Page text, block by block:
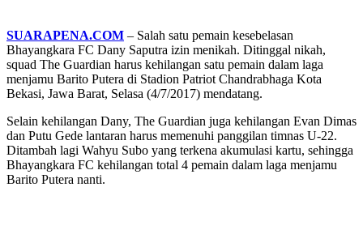
SUARAPENA.COM – Salah satu pemain kesebelasan
Bhayangkara FC Dany Saputra izin menikah. Ditinggal nikah,
squad The Guardian harus kehilangan satu pemain dalam laga
menjamu Barito Putera di Stadion Patriot Chandrabhaga Kota
Bekasi, Jawa Barat, Selasa (4/7/2017) mendatang.
Selain kehilangan Dany, The Guardian juga kehilangan Evan Dimas
dan Putu Gede lantaran harus memenuhi panggilan timnas U-22.
Ditambah lagi Wahyu Subo yang terkena akumulasi kartu, sehingga
Bhayangkara FC kehilangan total 4 pemain dalam laga menjamu
Barito Putera nanti.